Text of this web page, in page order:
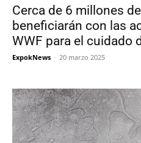
Cerca de 6 millones
beneficiarán con las
WWF para el cuidado
ExpokNews - 20 marzo 2025